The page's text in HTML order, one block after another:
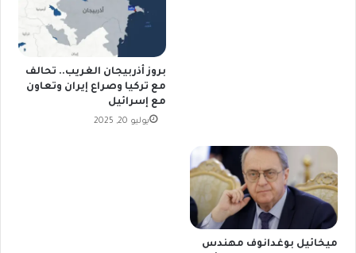
بروز أذربيجان الغريب.. تحالف
مع تركيا وصراع إيران وتعاون
مع إسرائيل
يوليو 20, 2025
ميخائيل بوغدانوف مهندس